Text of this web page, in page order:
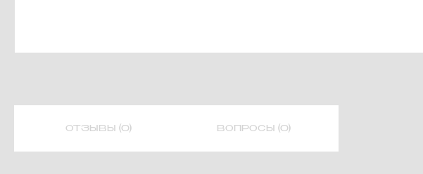
ОТЗЫВЫ (0) ВОПРОСЫ (0)